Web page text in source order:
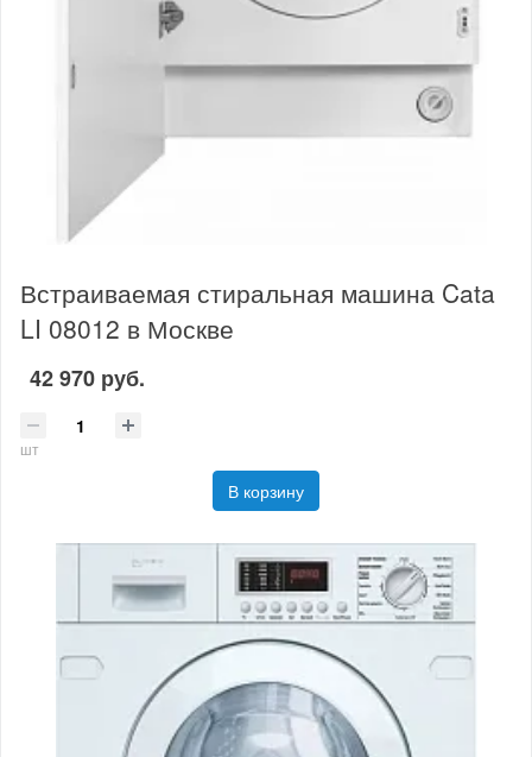
Встраиваемая стиральная машина Cata
LI 08012 в Москве
42 970 руб.
шт
В корзину